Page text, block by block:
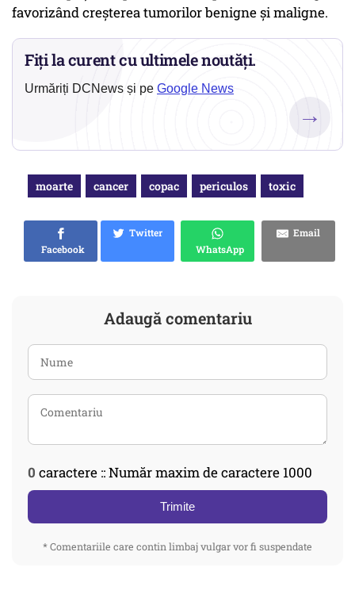
favorizând creșterea tumorilor benigne și maligne.
Fiți la curent cu ultimele noutăți.
Urmăriți DCNews și pe Google News
→
moarte cancer copac periculos toxic
Facebook
Twitter
WhatsApp
Email
Adaugă comentariu
0 caractere :: Număr maxim de caractere 1000
Trimite
* Comentariile care contin limbaj vulgar vor fi suspendate